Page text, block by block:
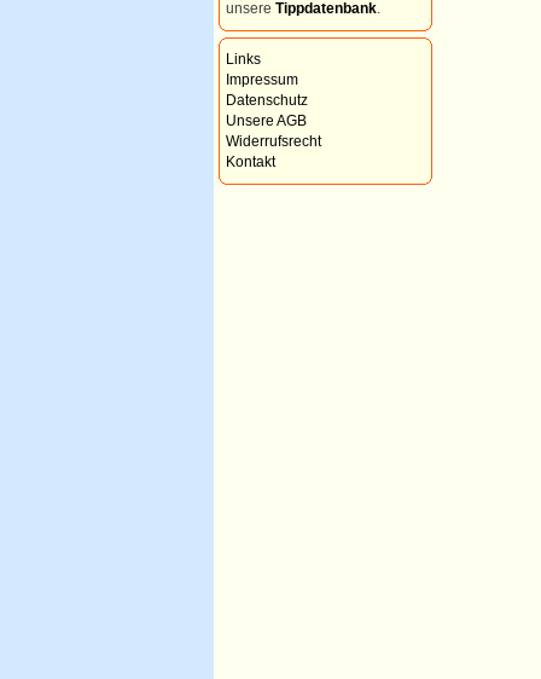
unsere Tippdatenbank
Links
Impressum
Datenschutz
Unsere AGB
Widerrufsrecht
Kontakt